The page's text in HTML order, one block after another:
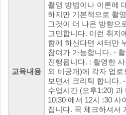
교육내용
촬영 방법이나 이론에
하지만 기본적으로 촬
그것이 더 나은 방향으
고민합니다. 이런 취지
함께 하신다면 셔터만
참여가 가능합니다. -
진행됩니다. : 촬영한
외 비공개)에 각자 업
보면서 크리틱 합니다.
수업시간 (오후1:20)
10:30 에서 12시 :30 사
집니다. 꼭 체크하셔서